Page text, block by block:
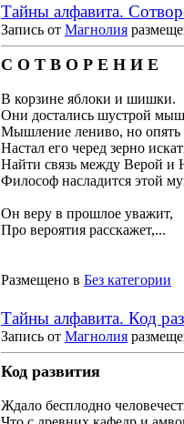
Тайны алфавита.
Запись от Магнолия
С О Т В О Р Е Н И Е
В корзине яблоки и шишки.
Они достались шустрой
Мышление лениво, но опять
Настал его черед зерно
Найти связь между Верой и
Философ насладится этой
Он веру в прошлое уважит,
Про вероятия расскажет,...
Размещено в Без категории
Тайны алфавита. Код
Запись от Магнолия
Код развития
Ждало бесплодно